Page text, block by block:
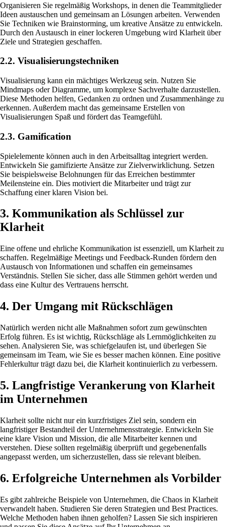
Organisieren Sie regelmäßig Workshops, in denen die Teammitglieder
Ideen austauschen und gemeinsam an Lösungen arbeiten. Verwenden
Sie Techniken wie Brainstorming, um kreative Ansätze zu entwickeln.
Durch den Austausch in einer lockeren Umgebung wird Klarheit über
Ziele und Strategien geschaffen.
2.2. Visualisierungstechniken
Visualisierung kann ein mächtiges Werkzeug sein. Nutzen Sie
Mindmaps oder Diagramme, um komplexe Sachverhalte darzustellen.
Diese Methoden helfen, Gedanken zu ordnen und Zusammenhänge zu
erkennen. Außerdem macht das gemeinsame Erstellen von
Visualisierungen Spaß und fördert das Teamgefühl.
2.3. Gamification
Spielelemente können auch in den Arbeitsalltag integriert werden.
Entwickeln Sie gamifizierte Ansätze zur Zielverwirklichung. Setzen
Sie beispielsweise Belohnungen für das Erreichen bestimmter
Meilensteine ein. Dies motiviert die Mitarbeiter und trägt zur
Schaffung einer klaren Vision bei.
3. Kommunikation als Schlüssel zur
Klarheit
Eine offene und ehrliche Kommunikation ist essenziell, um Klarheit zu
schaffen. Regelmäßige Meetings und Feedback-Runden fördern den
Austausch von Informationen und schaffen ein gemeinsames
Verständnis. Stellen Sie sicher, dass alle Stimmen gehört werden und
dass eine Kultur des Vertrauens herrscht.
4. Der Umgang mit Rückschlägen
Natürlich werden nicht alle Maßnahmen sofort zum gewünschten
Erfolg führen. Es ist wichtig, Rückschläge als Lernmöglichkeiten zu
sehen. Analysieren Sie, was schiefgelaufen ist, und überlegen Sie
gemeinsam im Team, wie Sie es besser machen können. Eine positive
Fehlerkultur trägt dazu bei, die Klarheit kontinuierlich zu verbessern.
5. Langfristige Verankerung von Klarheit
im Unternehmen
Klarheit sollte nicht nur ein kurzfristiges Ziel sein, sondern ein
langfristiger Bestandteil der Unternehmensstrategie. Entwickeln Sie
eine klare Vision und Mission, die alle Mitarbeiter kennen und
verstehen. Diese sollten regelmäßig überprüft und gegebenenfalls
angepasst werden, um sicherzustellen, dass sie relevant bleiben.
6. Erfolgreiche Unternehmen als Vorbilder
Es gibt zahlreiche Beispiele von Unternehmen, die Chaos in Klarheit
verwandelt haben. Studieren Sie deren Strategien und Best Practices.
Welche Methoden haben ihnen geholfen? Lassen Sie sich inspirieren